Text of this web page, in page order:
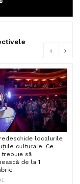
localurile
culturale. Ce
trebuie să
de la 1